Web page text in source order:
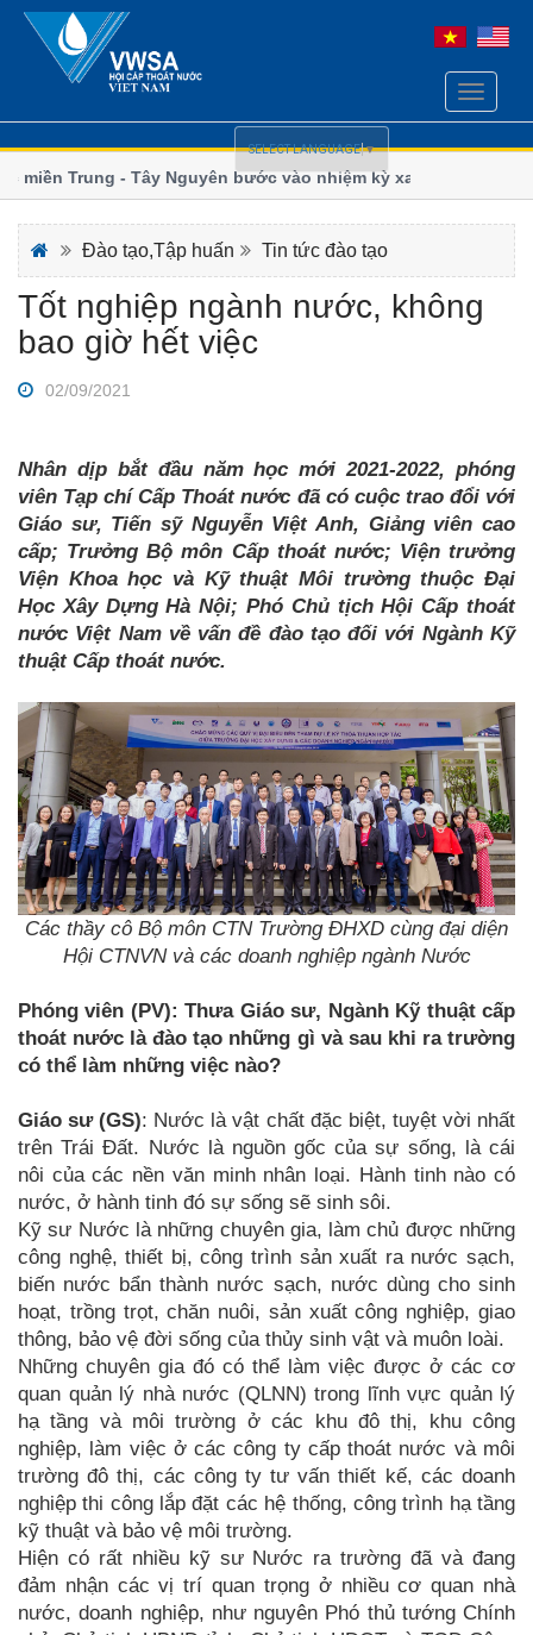
Toggle
Trung - Tây Nguyên bước vào nhiệm kỳ xanh và
đổi khí
thiện chính sách Luật Cấp, Thoát nước
Thoát
Đào tạo,Tập huấn Tin tức đào tạo
Tốt nghiệp ngành nước, không
bao giờ hết việc
02/09/2021
Nhân dịp bắt đầu năm học mới 2021-2022, phóng
viên Tạp chí Cấp Thoát nước đã có cuộc trao đổi với
Giáo sư, Tiến sỹ Nguyễn Việt Anh, Giảng viên cao
cấp; Trưởng Bộ môn Cấp thoát nước; Viện trưởng
Viện Khoa học và Kỹ thuật Môi trường thuộc Đại
Học Xây Dựng Hà Nội; Phó Chủ tịch Hội Cấp thoát
nước Việt Nam về vấn đề đào tạo đối với Ngành Kỹ
thuật Cấp thoát nước.
Các thầy cô Bộ môn CTN Trường ĐHXD cùng đại diện
Hội CTNVN và các doanh nghiệp ngành Nước
Phóng viên (PV): Thưa Giáo sư, Ngành Kỹ thuật cấp
thoát nước là đào tạo những gì và sau khi ra trường
có thể làm những việc nào?
Giáo sư (GS): Nước là vật chất đặc biệt, tuyệt vời nhất
trên Trái Đất. Nước là nguồn gốc của sự sống, là cái
nôi của các nền văn minh nhân loại. Hành tinh nào có
nước, ở hành tinh đó sự sống sẽ sinh sôi.
Kỹ sư Nước là những chuyên gia, làm chủ được những
công nghệ, thiết bị, công trình sản xuất ra nước sạch,
biến nước bẩn thành nước sạch, nước dùng cho sinh
hoạt, trồng trọt, chăn nuôi, sản xuất công nghiệp, giao
thông, bảo vệ đời sống của thủy sinh vật và muôn loài.
Những chuyên gia đó có thể làm việc được ở các cơ
quan quản lý nhà nước (QLNN) trong lĩnh vực quản lý
hạ tầng và môi trường ở các khu đô thị, khu công
nghiệp, làm việc ở các công ty cấp thoát nước và môi
trường đô thị, các công ty tư vấn thiết kế, các doanh
nghiệp thi công lắp đặt các hệ thống, công trình hạ tầng
kỹ thuật và bảo vệ môi trường.
Hiện có rất nhiều kỹ sư Nước ra trường đã và đang
đảm nhận các vị trí quan trọng ở nhiều cơ quan nhà
nước, doanh nghiệp, như nguyên Phó thủ tướng Chính
SELECT LANGUAGE ▼